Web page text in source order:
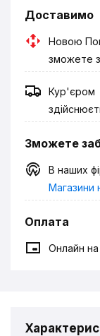
Доставимо
Новою
зможете
Кур'єром
Зможете
В наших
Магазини
Оплата
Онлайн